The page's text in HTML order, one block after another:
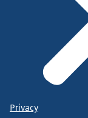
Privacy